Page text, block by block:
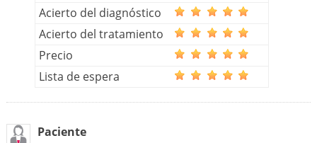
Acierto del diagnóstico
Acierto del tratamiento
Precio
Lista de espera
Paciente